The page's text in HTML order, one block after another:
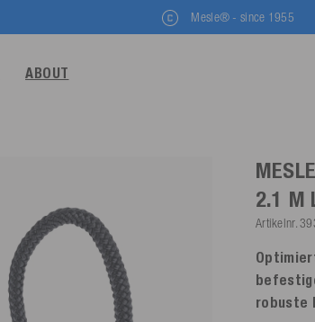
Mesle® - since 1955
ABOUT
2.1 M
Artikelnr.
robuste